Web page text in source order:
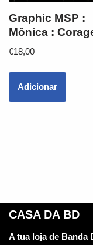
Graphic MSP :
Mônica :
€18,00
Adicionar
CASA DA BD
A tua loja de Banda